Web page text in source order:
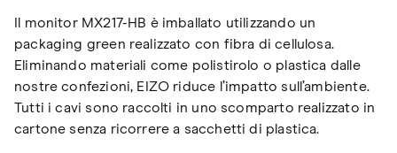
Il monitor MX217-HB è imballato utilizzando un
packaging green realizzato con fibra di cellulosa.
Eliminando materiali come polistirolo o plastica dalle
nostre confezioni, EIZO riduce l’impatto sull’ambiente.
Tutti i cavi sono raccolti in uno scomparto realizzato in
cartone senza ricorrere a sacchetti di plastica.